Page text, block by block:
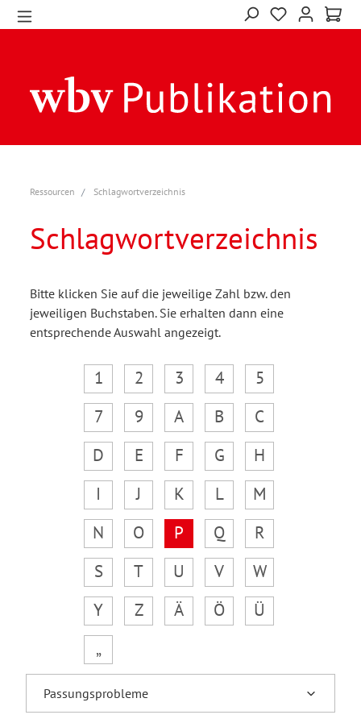
Ressourcen Schlagwortverzeichnis
Schlagwortverzeichnis
Bitte klicken Sie auf die jeweilige Zahl bzw. den
jeweiligen Buchstaben. Sie erhalten dann eine
entsprechende Auswahl angezeigt.
1 2 3 4
5
7
9 A B
C
D
E F G
H
I
J K L
M
N
O P Q
R
S
T U V
W
Y
Z Ä Ö
Ü
„